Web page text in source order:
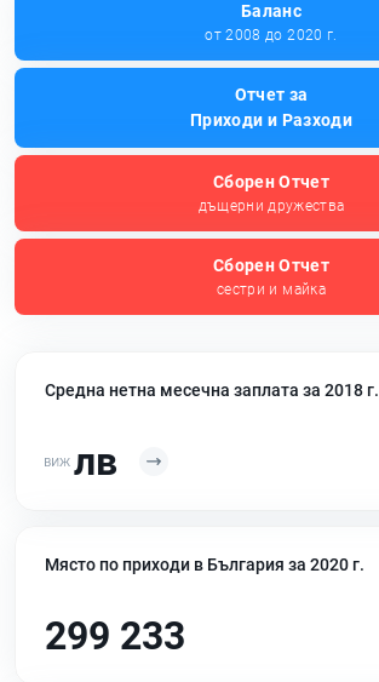
Баланс
от 2008 до 2020 г.
Отчет за
Приходи и Разходи
Сборен Отчет
дъщерни дружества
Сборен Отчет
сестри и майка
Средна нетна месечна заплата за 2018 г.
лв
Място по приходи в България за 2020 г.
299 233